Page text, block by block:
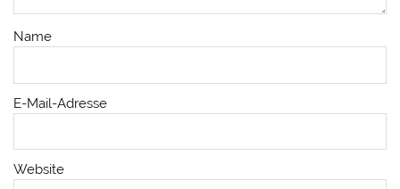
Name
E-Mail-Adresse
Website